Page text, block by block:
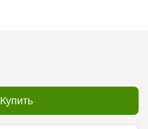
Купить